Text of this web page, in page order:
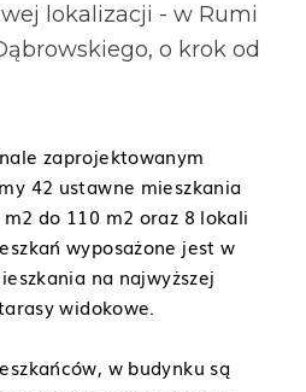
lokalizacji - w Rumi
o krok od
zaprojektowanym
42 ustawne mieszkania
do 110 m2 oraz 8 lokali
wyposażone jest w
na najwyższej
widokowe.
w budynku są